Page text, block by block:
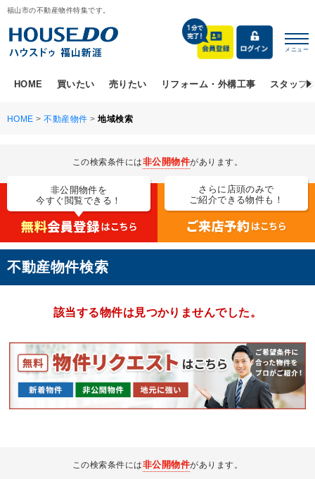
福山市の不動産物件特集です。
メニュー
HOME 買いたい 売りたい リフォーム・外構工事 スタッフ
HOME >不動産物件 >地域検索
この検索条件には非公開物件があります。
非公開物件を
今すぐ閲覧できる！
さらに店頭のみで
ご紹介できる物件も！
不動産物件検索
該当する物件は見つかりませんでした。
この検索条件には非公開物件があります。